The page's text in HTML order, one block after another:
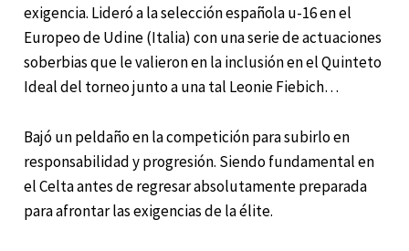
exigencia. Lideró a la selección española u-16 en el
Europeo de Udine (Italia) con una serie de actuaciones
soberbias que le valieron en la inclusión en el Quinteto
Ideal del torneo junto a una tal Leonie Fiebich…
Bajó un peldaño en la competición para subirlo en
responsabilidad y progresión. Siendo fundamental en
el Celta antes de regresar absolutamente preparada
para afrontar las exigencias de la élite.